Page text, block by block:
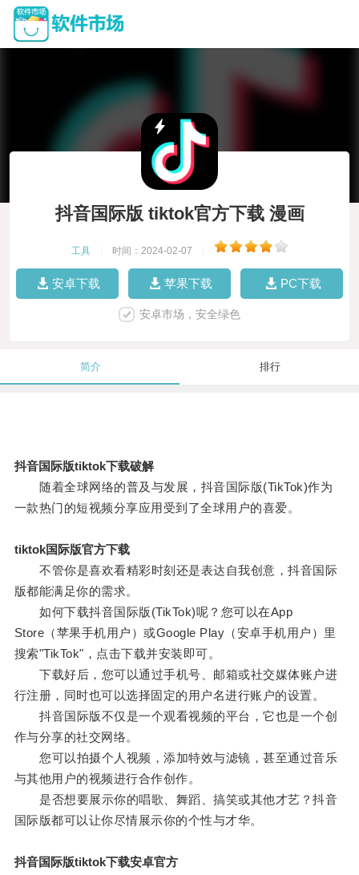
抖音国际版 tiktok官方下载 漫画
工具 时间：2024-02-07
安卓下载 苹果下载 PC下载
安卓市场，安全绿色
简介 排行
抖音国际版tiktok下载破解
随着全球网络的普及与发展，抖音国际版(TikTok)作为
一款热门的短视频分享应用受到了全球用户的喜爱。
tiktok国际版官方下载
不管你是喜欢看精彩时刻还是表达自我创意，抖音国际
版都能满足你的需求。
如何下载抖音国际版(TikTok)呢？您可以在App
Store（苹果手机用户）或Google Play（安卓手机用户）里
搜索"TikTok"，点击下载并安装即可。
下载好后，您可以通过手机号、邮箱或社交媒体账户进
行注册，同时也可以选择固定的用户名进行账户的设置。
抖音国际版不仅是一个观看视频的平台，它也是一个创
作与分享的社交网络。
您可以拍摄个人视频，添加特效与滤镜，甚至通过音乐
与其他用户的视频进行合作创作。
是否想要展示你的唱歌、舞蹈、搞笑或其他才艺？抖音
国际版都可以让你尽情展示你的个性与才华。
抖音国际版tiktok下载安卓官方